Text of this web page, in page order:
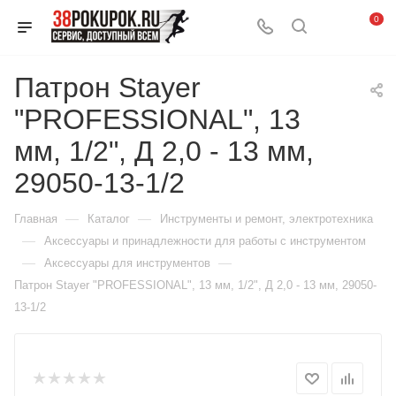
0
Патрон Stayer
"PROFESSIONAL", 13
мм, 1/2", Д 2,0 - 13 мм,
29050-13-1/2
Главная — Каталог — Инструменты и ремонт, электротехника
— Аксессуары и принадлежности для работы с инструментом
— Аксессуары для инструментов —
Патрон Stayer "PROFESSIONAL", 13 мм, 1/2", Д 2,0 - 13 мм, 29050-
13-1/2